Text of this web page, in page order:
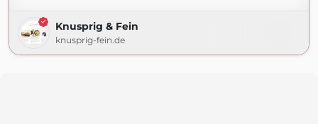
Knusprig & Fein
knusprig-fein.de